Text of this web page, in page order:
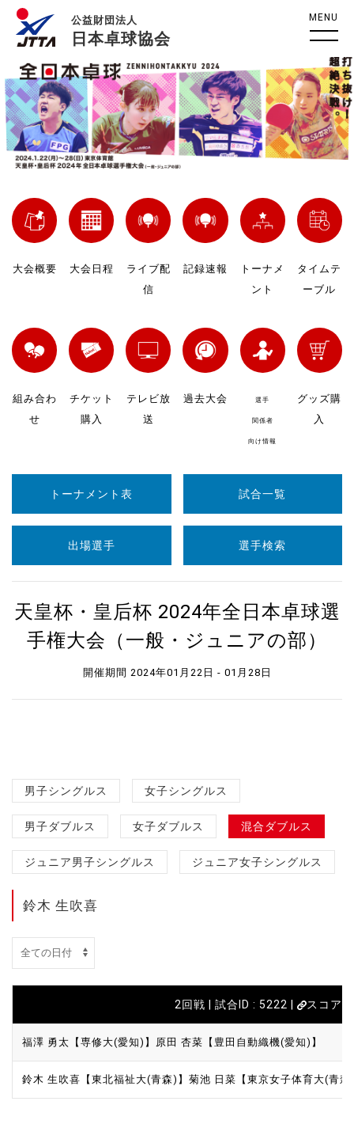
公益財団法人
日本卓球協会
MENU
大会概要 大会日程
ライブ配
信
記録速報
トーナメ
ント
タイムテ
ーブル
組み合わ
せ
チケット
購入
テレビ放
送
過去大会 選手
関係者
向け情報
グッズ購
入
トーナメント表 試合一覧
出場選手 選手検索
天皇杯・皇后杯 2024年全日本卓球選
手権大会（一般・ジュニアの部）
開催期間 2024年01月22日 - 01月28日
男子シングルス 女子シングルス
男子ダブルス 女子ダブルス 混合ダブルス
ジュニア男子シングルス ジュニア女子シングルス
鈴木 生吹喜
2回戦 | 試合ID : 5222 | スコア
福澤 勇太【専修大(愛知)】 原田 杏菜【豊田自動織機(愛知)】
鈴木 生吹喜【東北福祉大(青森)】 菊池 日菜【東京女子体育大(青森